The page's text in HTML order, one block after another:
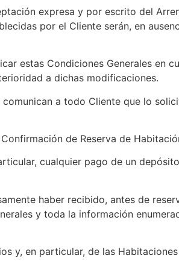
expresa y por escrito del
por el Cliente serán, en
estas Condiciones Generales en
a dichas modificaciones.
a todo Cliente que lo
de Reserva de
cualquier pago de un
haber recibido, antes de
y toda la información
y, en particular, de las